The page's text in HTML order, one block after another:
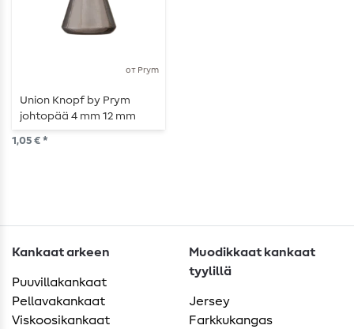
от Prym
Union Knopf by Prym
johtopää 4 mm 12 mm
teräskiilto
1,05 € *
Kankaat arkeen
Puuvillakankaat
Pellavakankaat
Viskoosikankaat
Muodikkaat kankaat
tyylillä
Jersey
Farkkukangas